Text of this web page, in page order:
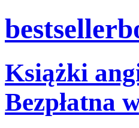
Książki
Bezpłatna